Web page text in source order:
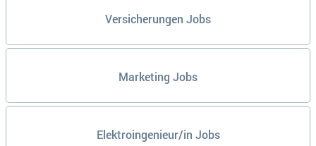
Versicherungen Jobs
Marketing Jobs
Elektroingenieur/in Jobs